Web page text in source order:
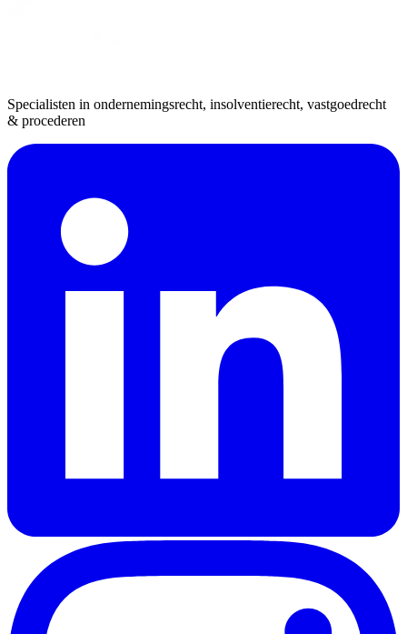
Specialisten in ondernemingsrecht, insolventierecht, vastgoedrecht
& procederen